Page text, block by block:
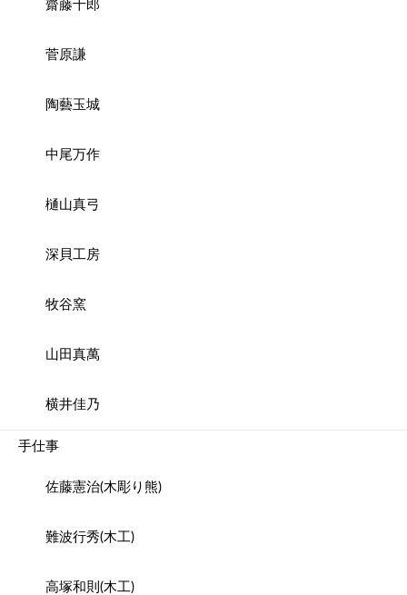
齋藤十郎
菅原謙
陶藝玉城
中尾万作
樋山真弓
深貝工房
牧谷窯
山田真萬
横井佳乃
手仕事
佐藤憲治(木彫り熊)
難波行秀(木工)
高塚和則(木工)